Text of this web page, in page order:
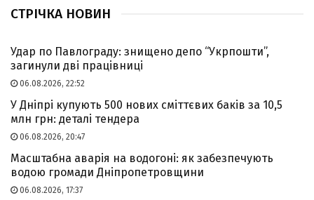
СТРІЧКА НОВИН
Удар по Павлограду: знищено депо “Укрпошти”,
загинули дві працівниці
06.08.2026, 22:52
У Дніпрі купують 500 нових сміттєвих баків за 10,5
млн грн: деталі тендера
06.08.2026, 20:47
Масштабна аварія на водогоні: як забезпечують
водою громади Дніпропетровщини
06.08.2026, 17:37